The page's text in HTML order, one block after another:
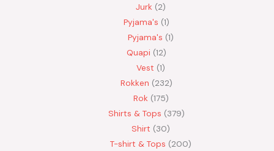
Jurk 2
Pyjama's 1
Pyjama's 1
Quapi 12
Vest 1
Rokken 232
Rok 175
Shirts & Tops 379
Shirt
30
T-shirt & Tops
200